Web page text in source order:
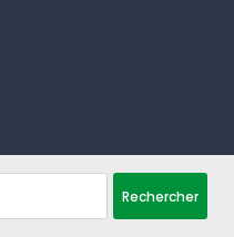
Rechercher